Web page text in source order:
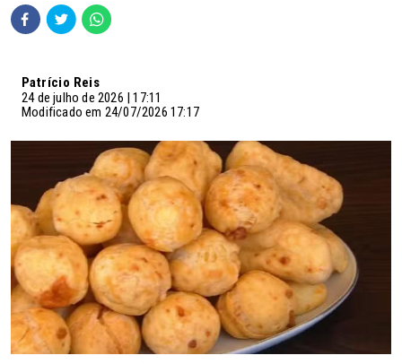
Patrício Reis
24 de julho de 2026 | 17:11
Modificado em 24/07/2026 17:17